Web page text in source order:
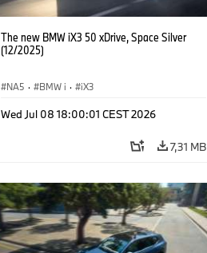
The new BMW iX3 50 xDrive, Space Silver
(12/2025)
NA5 · BMW i · iX3
Wed Jul 08 18:00:01 CEST 2026
7,31 MB